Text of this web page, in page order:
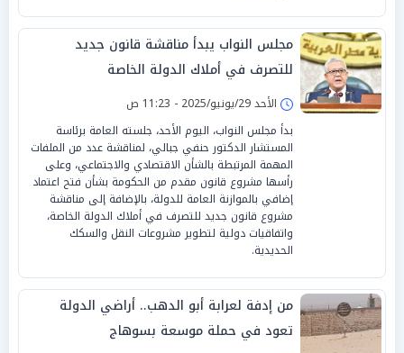
مجلس النواب يبدأ مناقشة قانون جديد
للتصرف في أملاك الدولة الخاصة
الأحد 29/يونيو/2025 - 11:23 ص
بدأ مجلس النواب، اليوم الأحد، جلسته العامة برئاسة
المستشار الدكتور حنفي جبالي، لمناقشة عدد من الملفات
المهمة المرتبطة بالشأن الاقتصادي والاجتماعي، وعلى
رأسها مشروع قانون مقدم من الحكومة بشأن فتح اعتماد
إضافي بالموازنة العامة للدولة، بالإضافة إلى مناقشة
مشروع قانون جديد للتصرف في أملاك الدولة الخاصة،
واتفاقيات دولية لتطوير مشروعات النقل والسكك
الحديدية.
من إدفة لعرابة أبو الدهب.. أراضي الدولة
تعود في حملة موسعة بسوهاج